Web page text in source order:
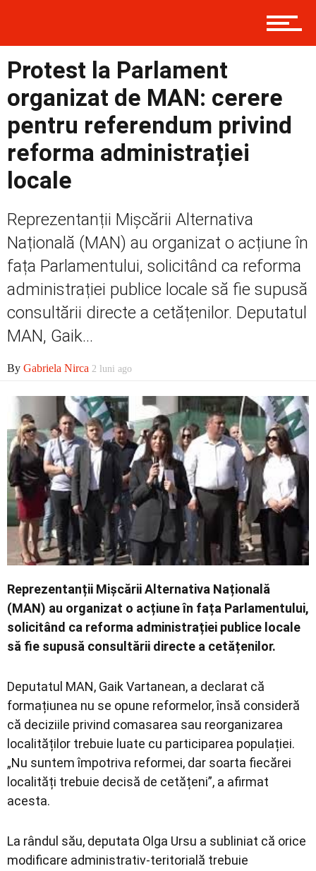
Prima
Politică
Social
Economic
Protest la Parlament
organizat de MAN: cerere
pentru referendum privind
reforma administrației
locale
Reprezentanții Mișcării Alternativa
Națională (MAN) au organizat o acțiune în
fața Parlamentului, solicitând ca reforma
administrației publice locale să fie supusă
consultării directe a cetățenilor. Deputatul
MAN, Gaik...
By Gabriela Nirca 2 luni ago
Reprezentanții Mișcării Alternativa Națională
(MAN) au organizat o acțiune în fața Parlamentului,
solicitând ca reforma administrației publice locale
să fie supusă consultării directe a cetățenilor.
Deputatul MAN, Gaik Vartanean, a declarat că
formațiunea nu se opune reformelor, însă consideră
că deciziile privind comasarea sau reorganizarea
localităților trebuie luate cu participarea populației.
„Nu suntem împotriva reformei, dar soarta fiecărei
localități trebuie decisă de cetățeni”, a afirmat
acesta.
La rândul său, deputata Olga Ursu a subliniat că orice
modificare administrativ-teritorială trebuie